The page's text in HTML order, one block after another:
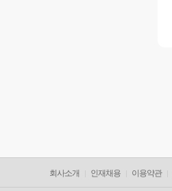
회사소개 인재채용 이용약관